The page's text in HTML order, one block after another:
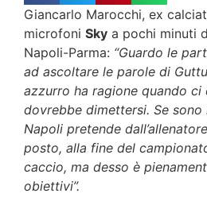
Giancarlo Marocchi, ex
microfoni Sky a pochi minuti
Napoli-Parma: “Guardo le
ad ascoltare le parole di
azzurro ha ragione quando ci
dovrebbe dimettersi. Se
Napoli pretende
posto, alla fine del
caccio, ma desso è
obiettivi”.